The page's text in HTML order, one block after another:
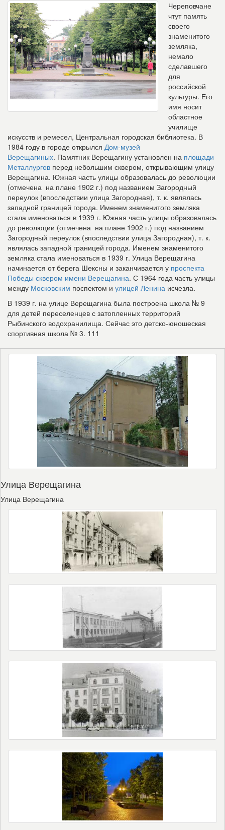
Череповчане
чтут память
своего
знаменитого
земляка,
немало
сделавшего
для
российской
культуры. Его
имя носит
областное
училище
искусств и ремесел, Центральная городская библиотека. В
1984 году в городе открылся Дом-музей
Верещагиных. Памятник Верещагину установлен на площади
Металлургов перед небольшим сквером, открывающим улицу
Верещагина. Южная часть улицы образовалась до революции
(отмечена на плане 1902 г.) под названием Загородный
переулок (впоследствии улица Загородная), т. к. являлась
западной границей города. Именем знаменитого земляка
стала именоваться в 1939 г. Южная часть улицы образовалась
до революции (отмечена на плане 1902 г.) под названием
Загородный переулок (впоследствии улица Загородная), т. к.
являлась западной границей города. Именем знаменитого
земляка стала именоваться в 1939 г. Улица Верещагина
начинается от берега Шексны и заканчивается у проспекта
Победы сквером имени Верещагина. С 1964 года часть улицы
между Московским поспектом и улицей Ленина исчезла.
В 1939 г. на улице Верещагина была построена школа № 9
для детей переселенцев с затопленных территорий
Рыбинского водохранилища. Сейчас это детско-юношеская
спортивная школа № 3. 111
Улица Верещагина
Улица Верещагина